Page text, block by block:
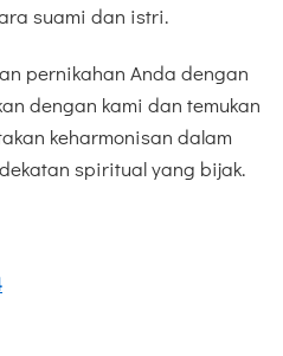
suami dan istri.
pernikahan Anda dengan
dengan kami dan temukan
keharmonisan dalam
spiritual yang bijak.